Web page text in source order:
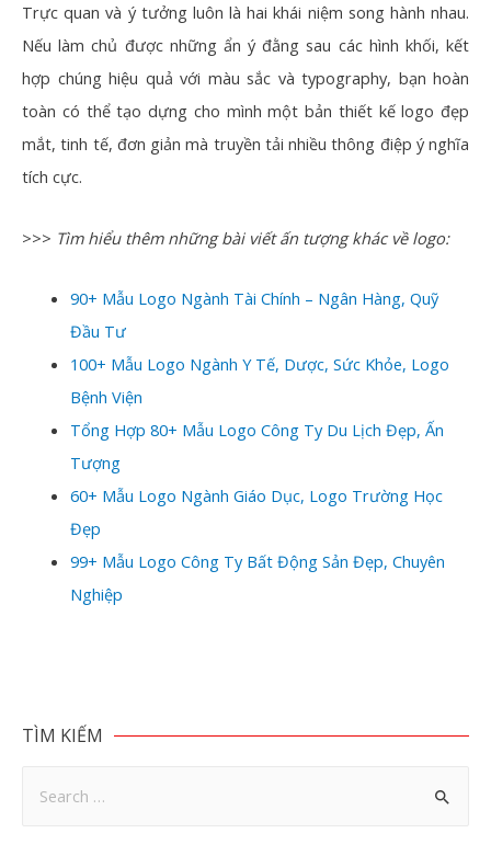
Trực quan và ý tưởng luôn là hai khái niệm song hành nhau.
Nếu làm chủ được những ẩn ý đằng sau các hình khối, kết
hợp chúng hiệu quả với màu sắc và typography, bạn hoàn
toàn có thể tạo dựng cho mình một bản thiết kế logo đẹp
mắt, tinh tế, đơn giản mà truyền tải nhiều thông điệp ý nghĩa
tích cực.
>>> Tìm hiểu thêm những bài viết ấn tượng khác về logo:
90+ Mẫu Logo Ngành Tài Chính – Ngân Hàng, Quỹ
Đầu Tư
100+ Mẫu Logo Ngành Y Tế, Dược, Sức Khỏe, Logo
Bệnh Viện
Tổng Hợp 80+ Mẫu Logo Công Ty Du Lịch Đẹp, Ấn
Tượng
60+ Mẫu Logo Ngành Giáo Dục, Logo Trường Học
Đẹp
99+ Mẫu Logo Công Ty Bất Động Sản Đẹp, Chuyên
Nghiệp
TÌM KIẾM